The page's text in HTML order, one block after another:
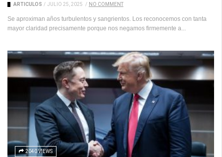
ARTICULOS / JULIO 25, 2025 / NO COMMENT
Se aproximan años turbulentos y sangrientos. Los reconocemos con tanta
mayor claridad precisamente porque nos negamos firmemente a...
2040 VIEWS